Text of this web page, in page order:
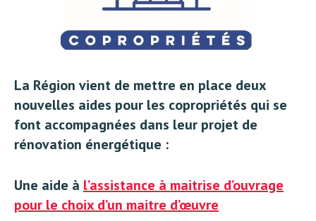
La Région vient de mettre en place deux
nouvelles aides pour les copropriétés qui se
font accompagnées dans leur projet de
rénovation énergétique :
Une aide à l’assistance à maitrise d’ouvrage
pour le choix d’un maitre d’œuvre